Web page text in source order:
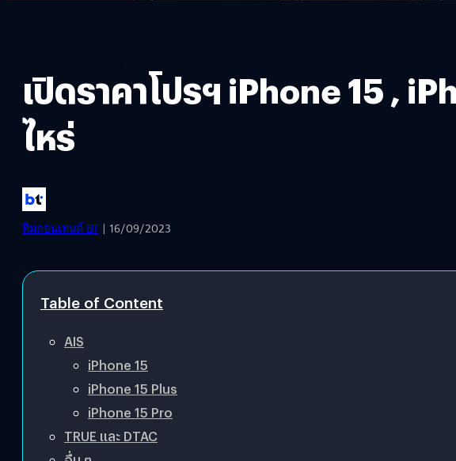
เปิดราคาโปรฯ iPhone 15 ,
ไหร่
ทีมคอนเทนต์ BT | 16/09/2023
Table of Content
AIS
iPhone 15
iPhone 15 Plus
iPhone 15 Pro
TRUE และ DTAC